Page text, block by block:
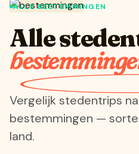
ALLE BESTEMMINGEN
Alle
Vergelijk stedentrips
bestemmingen —
land.